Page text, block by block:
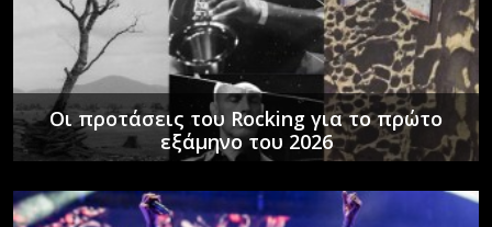
Οι προτάσεις του Rocking για το πρώτο
εξάμηνο του 2026